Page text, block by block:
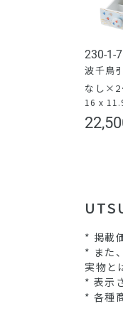
230-1-
波千鳥
なし×2
16 x
* 掲載
* また
実物と
* 表示
* 各種